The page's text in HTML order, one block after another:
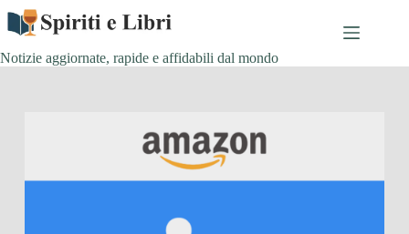
Salta
contenuto
Notizie aggiornate, rapide e affidabili dal mondo